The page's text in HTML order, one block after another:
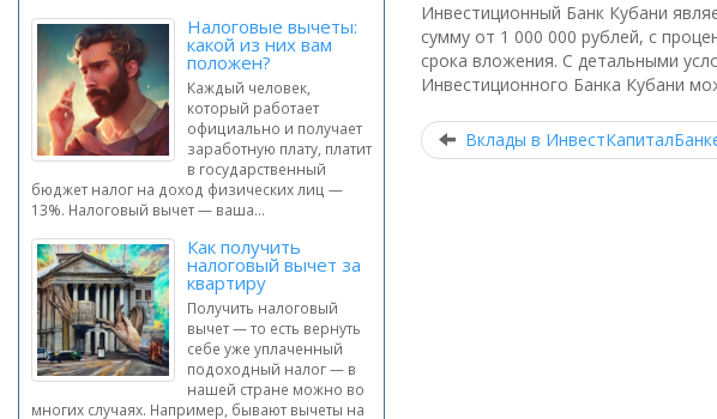
Налоговые вычеты:
какой из них вам
положен?
Каждый человек,
который работает
официально и получает
заработную плату, платит
в государственный
бюджет налог на доход физических лиц —
13%. Налоговый вычет — ваша...
Как получить
налоговый вычет за
квартиру
Получить налоговый
вычет — то есть вернуть
себе уже уплаченный
подоходный налог — в
нашей стране можно во
многих случаях. Например, бывают вычеты на
Инвестиционный Банк Кубани
сумму от 1 000 000 рублей, с
срока вложения. С детальными
Инвестиционного Банка Кубани
Вклады в